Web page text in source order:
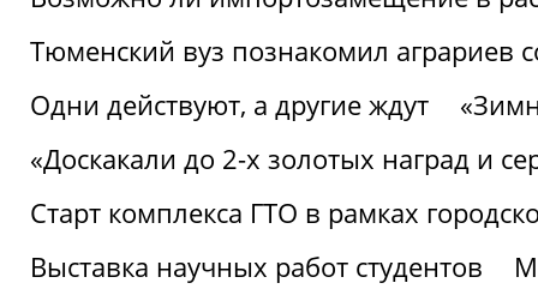
Тюменский вуз познакомил аграриев
Одни действуют, а другие ждут
«Доскакали до 2-х золотых наград и
Старт комплекса ГТО в рамках
Выставка научных работ студентов